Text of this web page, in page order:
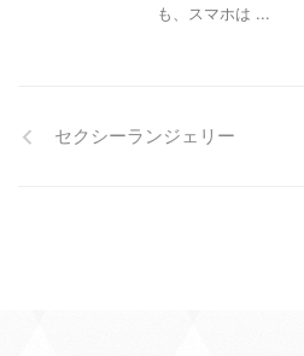
も、スマホは ...
セクシーランジェリー